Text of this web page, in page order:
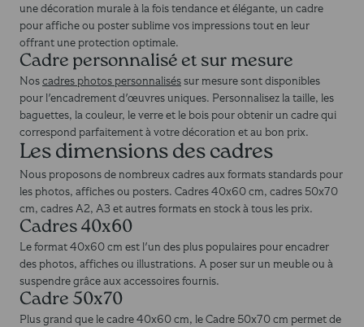
une décoration murale à la fois tendance et élégante, un cadre
pour affiche ou poster sublime vos impressions tout en leur
offrant une protection optimale.
Cadre personnalisé et sur mesure
Noscadres photos personnaliséssur mesure sont disponibles
pour l'encadrement d'œuvres uniques. Personnalisez la taille, les
baguettes, la couleur, le verre et le bois pour obtenir un cadre qui
correspond parfaitement à votre décoration et au bon prix.
Les dimensions des cadres
Nous proposons de nombreux cadres aux formats standards pour
les photos, affiches ou posters. Cadres 40x60 cm, cadres 50x70
cm, cadres A2, A3 et autres formats en stock à tous les prix.
Cadres 40x60
Le format 40x60 cm est l'un des plus populaires pour encadrer
des photos, affiches ou illustrations. A poser sur un meuble ou à
suspendre grâce aux accessoires fournis.
Cadre 50x70
Plus grand que le cadre 40x60 cm, le Cadre 50x70 cm permet de